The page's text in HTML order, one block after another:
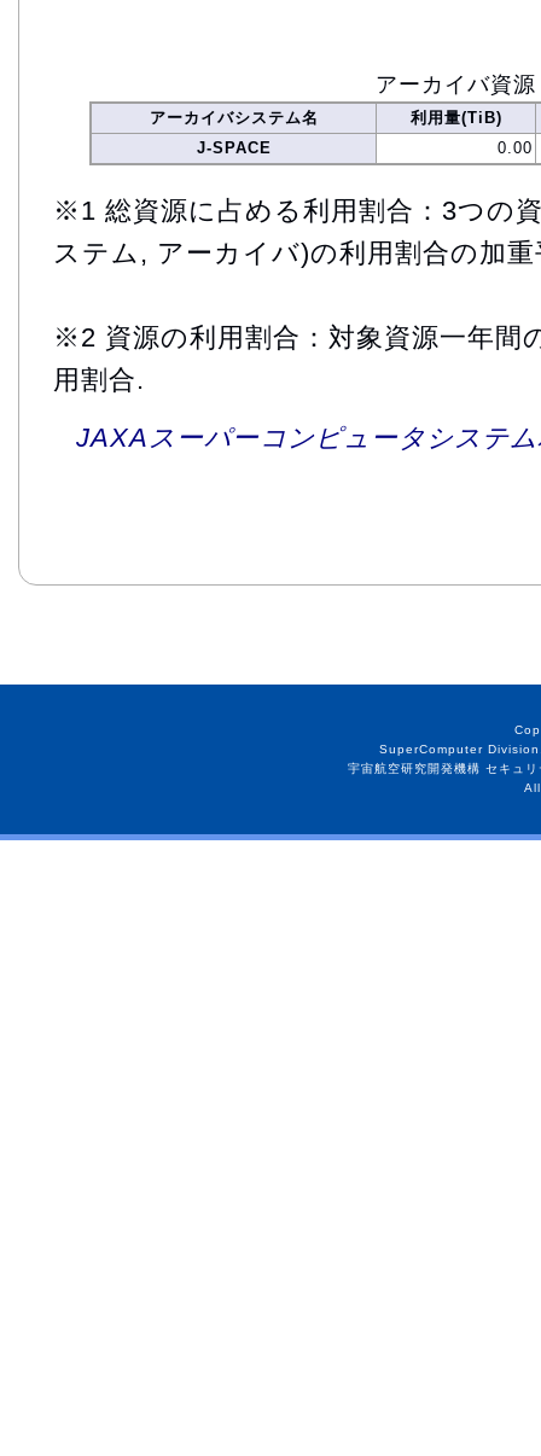
アーカイバ資源
アーカイバシステム名
利用量(TiB)
J-SPACE
0.00
※1 総資源に占める利用割合：3つの
ステム, アーカイバ)の利用割合の加重
※2 資源の利用割合：対象資源一年間
用割合.
JAXAスーパーコンピュータシステ
SuperComputer
宇宙航空研究開発機構 セキュ